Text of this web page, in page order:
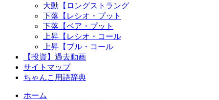
大動【ロングストラング
下落【レシオ・プット
下落【ベア・プット
上昇【レシオ・コール
上昇【ブル・コール
【投資】過去動画
サイトマップ
ちゃんこ用語辞典
ホーム